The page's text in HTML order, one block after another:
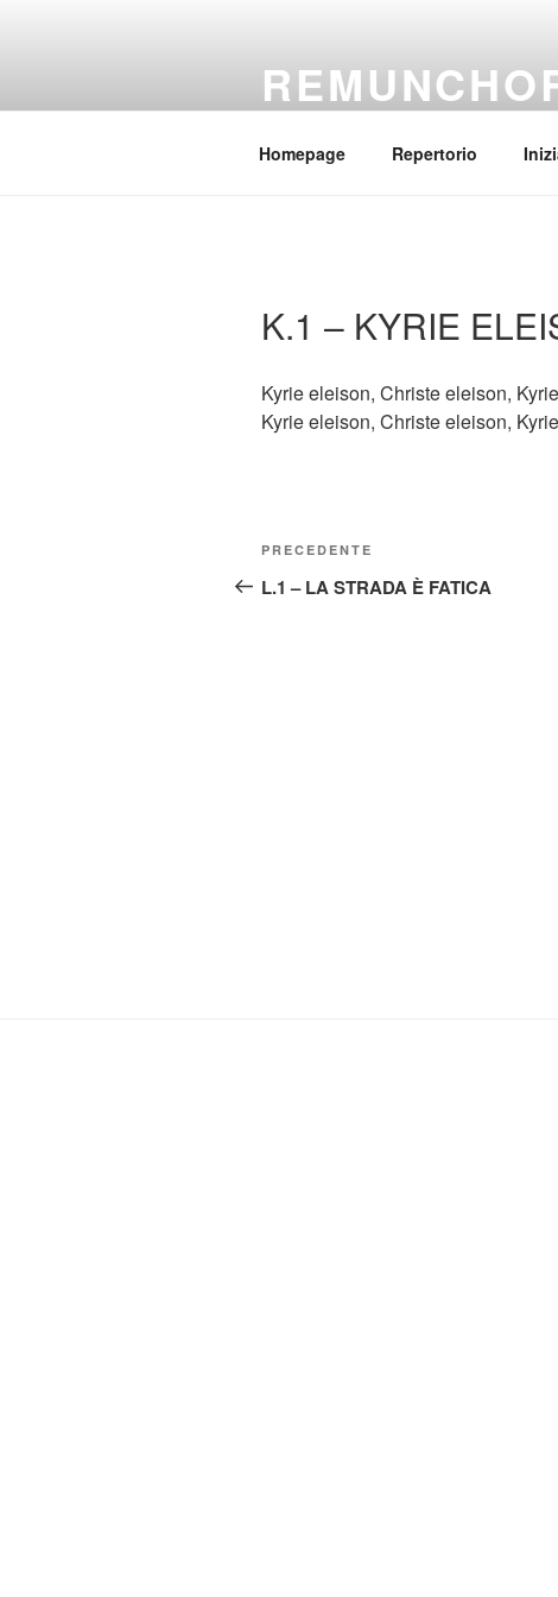
Homepage Repertorio
K.1 – KYRIE
Kyrie eleison, Christe eleison,
Kyrie eleison, Christe eleison,
Navigazione
articoli
Articolo
precedente:
PRECEDENTE
L.1 – LA STRADA È FATICA